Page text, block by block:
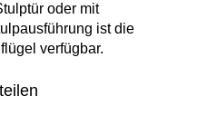
oder mit
ist die
verfügbar.